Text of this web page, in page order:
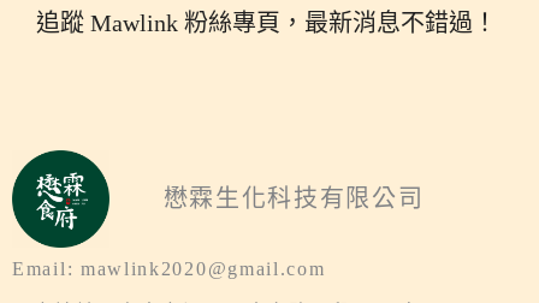
追蹤 Mawlink 粉絲專頁，最新消息不錯過！
懋霖生化科技有限公司
Email: mawlink2020@gmail.com